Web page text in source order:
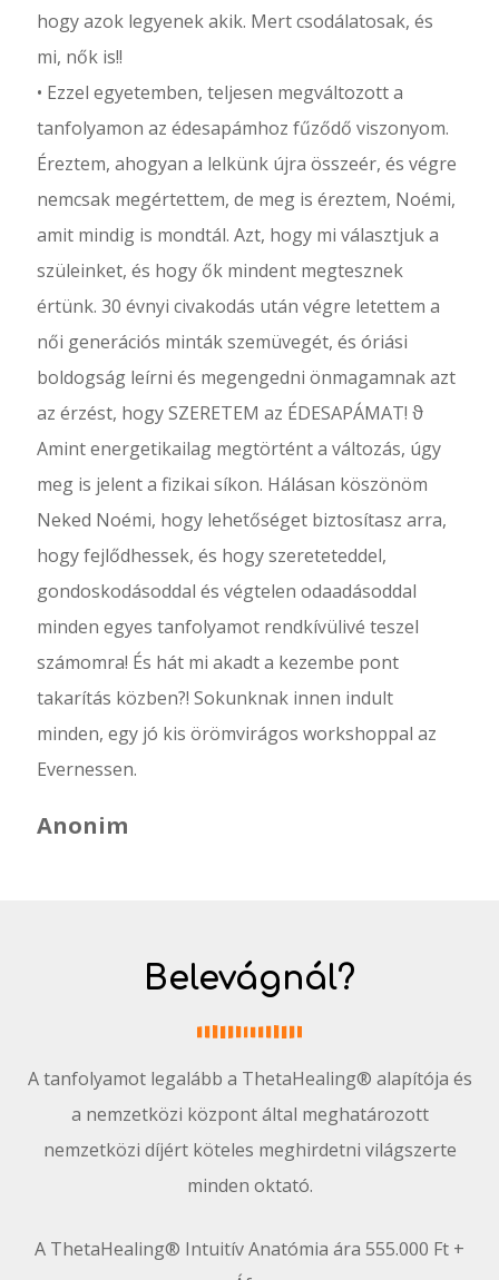
hogy azok legyenek akik. Mert csodálatosak, és
mi, nők is!!
• Ezzel egyetemben, teljesen megváltozott a
tanfolyamon az édesapámhoz fűződő viszonyom.
Éreztem, ahogyan a lelkünk újra összeér, és végre
nemcsak megértettem, de meg is éreztem, Noémi,
amit mindig is mondtál. Azt, hogy mi választjuk a
szüleinket, és hogy ők mindent megtesznek
értünk. 30 évnyi civakodás után végre letettem a
női generációs minták szemüvegét, és óriási
boldogság leírni és megengedni önmagamnak azt
az érzést, hogy SZERETEM az ÉDESAPÁMAT! ϑ
Amint energetikailag megtörtént a változás, úgy
meg is jelent a fizikai síkon. Hálásan köszönöm
Neked Noémi, hogy lehetőséget biztosítasz arra,
hogy fejlődhessek, és hogy szereteteddel,
gondoskodásoddal és végtelen odaadásoddal
minden egyes tanfolyamot rendkívülivé teszel
számomra! És hát mi akadt a kezembe pont
takarítás közben?! Sokunknak innen indult
minden, egy jó kis örömvirágos workshoppal az
Evernessen.
Anonim
Belevágnál?
A tanfolyamot legalább a ThetaHealing® alapítója és
a nemzetközi központ által meghatározott
nemzetközi díjért köteles meghirdetni világszerte
minden oktató.
A ThetaHealing® Intuitív Anatómia ára 555.000 Ft +